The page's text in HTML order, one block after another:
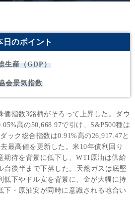
日のポイント
生産（GDP）
会景気指数
価指数3銘柄がそろって上昇した。ダウ
高の50,668.97で引け、S&P500種は
ック総合指数は0.91%高の26,917.47と
最高値を更新した。米10年債利回り
期待を背景に低下し、WTI原油は供給
台後半まで下落した。天然ガスは底堅
低下やドル安を背景に、金が大幅に持
下・原油安が同時に意識される地合い